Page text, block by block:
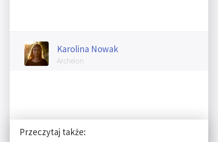
Karolina Nowak
Archeion
Przeczytaj także: